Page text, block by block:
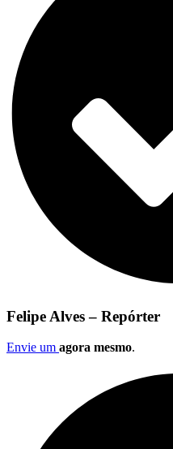
Felipe Alves – Repórter
Envie um agora mesmo.